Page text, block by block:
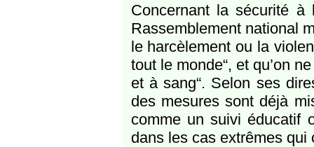
Concernant la sécurité à
Rassemblement national
le harcèlement ou la
tout le monde“, et qu’on
et à sang“. Selon ses
des mesures sont déjà
comme un suivi éducatif
dans les cas extrêmes